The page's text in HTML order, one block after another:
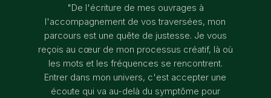
"De l'écriture de mes ouvrages à
l'accompagnement de vos traversées, mon
parcours est une quête de justesse. Je vous
reçois au cœur de mon processus créatif, là où
les mots et les fréquences se rencontrent.
Entrer dans mon univers, c'est accepter une
écoute qui va au-delà du symptôme pour